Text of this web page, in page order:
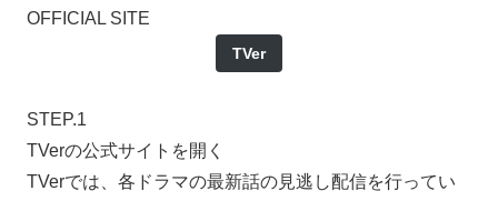
OFFICIAL SITE
TVer
STEP.1
TVerの公式サイトを開く
TVerでは、各ドラマの最新話の見逃し配信を行ってい